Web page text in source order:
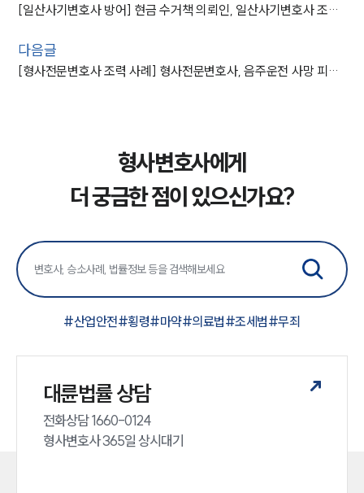
[일산사기변호사 방어] 현금 수거책 의뢰인, 일산사기변호사 조력 받아 “집행유예” 성공
다음글
[형사전문변호사 조력 사례] 형사전문변호사, 음주운전 사망 피해자 고소대리로 가해자 징역 8년 받아내
형사변호사에게
더 궁금한 점이 있으신가요?
#산업안전#횡령#마약#의료법#조세범#무죄
대륜법률 상담
전화상담 1660-0124
형사변호사 365일 상시대기